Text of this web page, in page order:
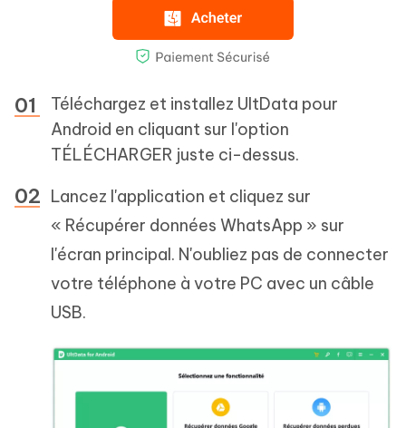
Téléchargez et installez UltData pour
Android en cliquant sur l'option
TÉLÉCHARGER juste ci-dessus.
Lancez l'application et cliquez sur
« Récupérer données WhatsApp » sur
l'écran principal. N'oubliez pas de connecter
votre téléphone à votre PC avec un câble
USB.